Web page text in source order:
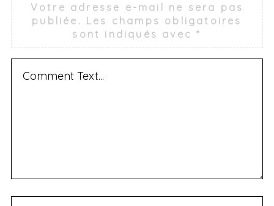
Votre adresse e-mail ne sera pas
publiée. Les champs obligatoires
sont indiqués avec*
r
: